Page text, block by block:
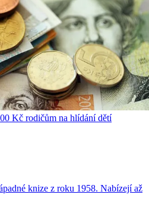
Kč rodičům na hlídání dětí
knize z roku 1958. Nabízejí až